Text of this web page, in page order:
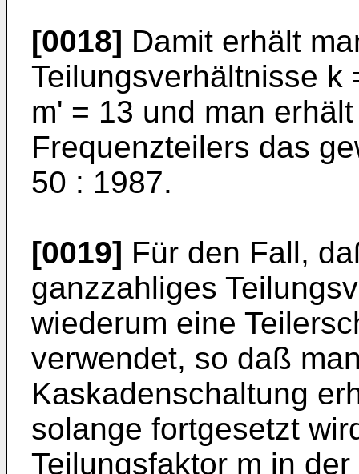
[0018] Damit erhält
Teilungsverhältnisse k
m' = 13 und man
Frequenzteilers das
50 : 1987.
[0019] Für den Fall,
ganzzahliges
wiederum eine
verwendet, so daß
Kaskadenschaltung
solange fortgesetzt
Teilungsfaktor m in